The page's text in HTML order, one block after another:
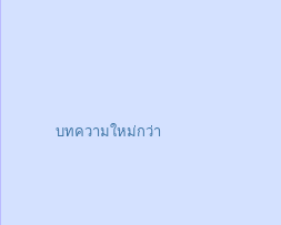
บทความใหม่กว่า